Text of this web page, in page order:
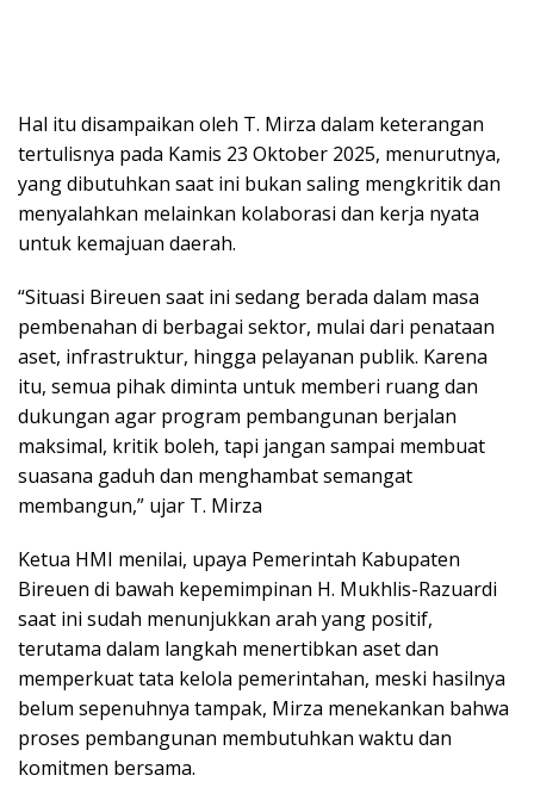
Hal itu disampaikan oleh T. Mirza dalam keterangan
tertulisnya pada Kamis 23 Oktober 2025, menurutnya,
yang dibutuhkan saat ini bukan saling mengkritik dan
menyalahkan melainkan kolaborasi dan kerja nyata
untuk kemajuan daerah.
“Situasi Bireuen saat ini sedang berada dalam masa
pembenahan di berbagai sektor, mulai dari penataan
aset, infrastruktur, hingga pelayanan publik. Karena
itu, semua pihak diminta untuk memberi ruang dan
dukungan agar program pembangunan berjalan
maksimal, kritik boleh, tapi jangan sampai membuat
suasana gaduh dan menghambat semangat
membangun,” ujar T. Mirza
Ketua HMI menilai, upaya Pemerintah Kabupaten
Bireuen di bawah kepemimpinan H. Mukhlis-Razuardi
saat ini sudah menunjukkan arah yang positif,
terutama dalam langkah menertibkan aset dan
memperkuat tata kelola pemerintahan, meski hasilnya
belum sepenuhnya tampak, Mirza menekankan bahwa
proses pembangunan membutuhkan waktu dan
komitmen bersama.